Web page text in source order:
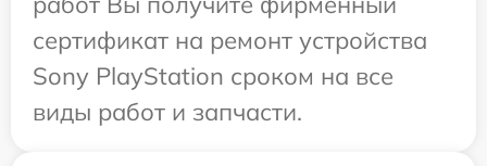
сертификат на ремонт устройства
Sony PlayStation сроком на все
виды работ и запчасти.